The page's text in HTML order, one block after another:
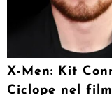
X-Men: Kit
Ciclope nel